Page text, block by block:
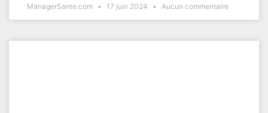
ManagerSante.com 17 juin 2024 Aucun commentaire